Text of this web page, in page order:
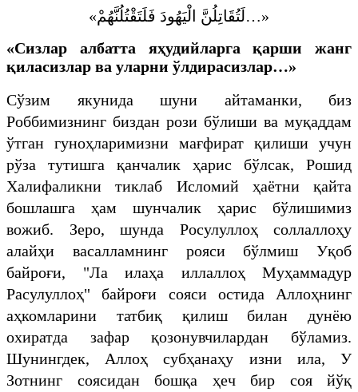
«لَتُقَاتِلُنَّ الْيَهُودَ فَلَتَقْتُلُنَّهُمْ…»
«Сизлар албатта яҳудийларга қарши жанг
қиласизлар ва уларни ўлдирасизлар…»
Сўзим якунида шуни айтаманки, биз
Роббимизнинг биздан рози бўлиши ва муқаддам
ўтган гуноҳларимизни мағфират қилиши учун
рўза тутишга қанчалик ҳарис бўлсак, Рошид
Халифаликни тиклаб Исломий ҳаётни қайта
бошлашга ҳам шунчалик ҳарис бўлишимиз
вожиб. Зеро, шунда Росулуллоҳ соллаллоҳу
алайҳи васалламнинг рояси бўлмиш Уқоб
байроғи, "Ла илаҳа иллаллоҳ Муҳаммадур
Расулуллоҳ" байроғи сояси остида Аллоҳнинг
аҳкомларини татбиқ қилиш билан дунёю
охиратда зафар қозонувчилардан бўламиз.
Шунингдек, Аллоҳ субҳанаҳу изни ила, У
Зотнинг соясидан бошқа ҳеч бир соя йўқ